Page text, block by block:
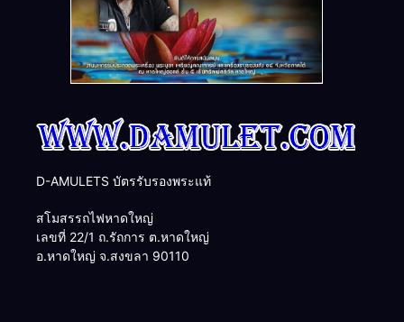
D-AMULETS บัตรรับรองพระแท้
สโมสรรถไฟหาดใหญ่
เลขที่ 22/1 ถ.รัถการ ต.หาดใหญ่
อ.หาดใหญ่ จ.สงขลา 90110